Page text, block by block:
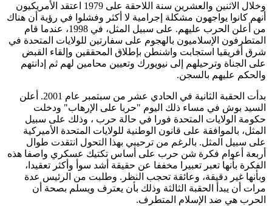
وخلال الاثنين والعشرين سنة اللاحقة على 1979 اعتقد الأمريكيون
أنهم كانوا يواجهون مشكلة إجرامية لا أكثر وفشلوا في رؤية أن هناك
من أعلن الحرب عليهم. على سبيل المثل، في 1998، عندما قام
المتطرفون الإسلاميون بالهجوم على سفارتين للولايات المتحدة في
شرق أفريقيا استجابت واشنطن بإطلاق المحققين وإلقاء القبض
على الجناة وترحيلهم إلى نيويورك وتعيين محامين لهم ثم إدانتهم
والحكم عليهم بالسجن.
بدأت الحقبة الثانية في الحادي عشر من سبتمبر عام 2001. أعلن
السيد بوش في مساء ذلك اليوم "حربا على الإرهاب" ودخلت
حكومة الولايات المتحدة فورا في حالة حرب ، وذلك على سبيل
المثل، بالموافقة على قانون الوطنية للولايات المتحدة الأميركية
على سبيل المثل. بالرغم من ترحيبي بهذا التحول انتقدت طوال
أربعة أعوام فكرة شن حرب على أساس تكتيك عسكري واصفا هذه
الفكرة بأنها تعبر تعبيرا مخففا عن حقيقة أشد سوأ وأكثر تعقيدا،
وبأنها غير دقيقة، وعائقة تحجب النظر. وطلبت من الرئيس عدة
مرات أن يبدأ الحقبة الثالثة وذلك بأن يعترف ويسلم بصحة أن
الحرب هي ضد الإسلام المتطرف.